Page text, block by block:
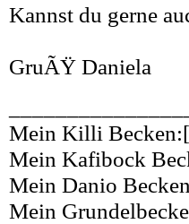
Kannst du gerne
GruÃŸ Daniela
Mein Killi Becken:[
Mein Kafibock
Mein Danio
Mein